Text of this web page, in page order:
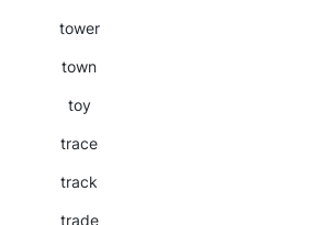
tower
town
toy
trace
track
trade